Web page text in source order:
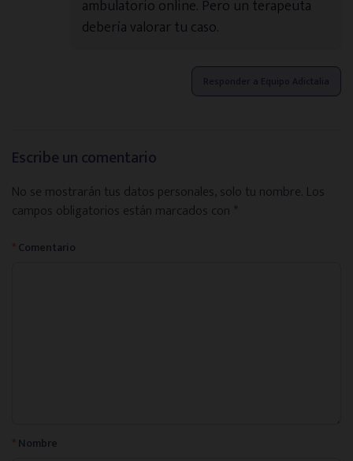
ambulatorio online. Pero un terapeuta
debería valorar tu caso.
Responder a Equipo Adictalia
Escribe un comentario
No se mostrarán tus datos personales, solo tu nombre. Los
campos obligatorios están marcados con *
* Comentario
* Nombre